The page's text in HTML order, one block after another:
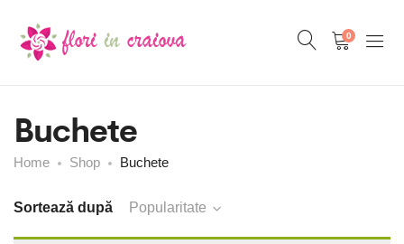
0
Buchete
Home Shop Buchete
Sortează după Popularitate